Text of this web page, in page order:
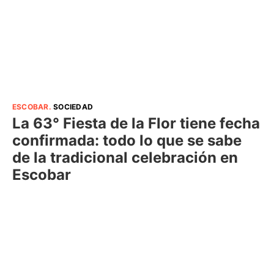
ESCOBAR.SOCIEDAD
La 63° Fiesta de la Flor tiene fecha
confirmada: todo lo que se sabe
de la tradicional celebración en
Escobar